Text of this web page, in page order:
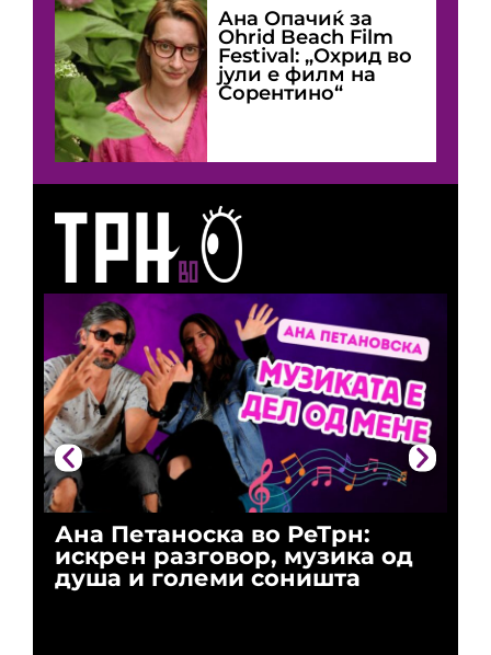
Ана Петаноска во РеТрн:
искрен разговор, музика од
душа и големи соништа
Ана Опачиќ за
Оhrid Beach Film
Festival: „Охрид во
јули е филм на
Сорентино“